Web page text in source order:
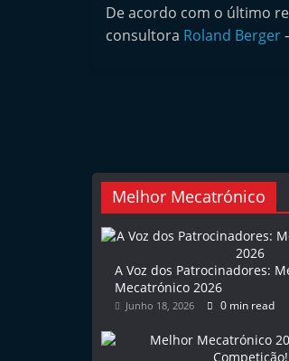
De acordo com o último
consultora Roland Berger
Melhor Mecatrónico
A Voz dos Patrocinadores:
Mecatrónico 2026
Junho 18, 2026 0 min read